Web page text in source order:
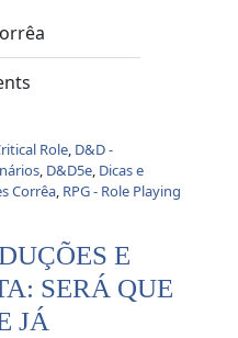
Role, D&D -
, D&D5e, Dicas e
Corrêa, RPG - Role Playing
E
SERÁ QUE
JÁ